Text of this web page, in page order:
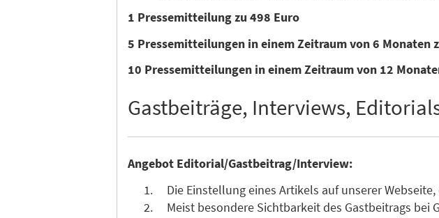
1 Pressemitteilung zu 498 Euro
5 Pressemitteilungen in einem Zeitraum von 6 Monaten
10 Pressemitteilungen in einem Zeitraum von 12
Gastbeiträge, Interviews,
Angebot Editorial/Gastbeitrag/Interview:
Die Einstellung eines Artikels auf unserer
Meist besondere Sichtbarkeit des Gastbeitrags bei